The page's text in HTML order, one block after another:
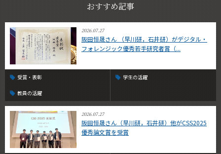
おすすめ記事
2026.07.27
阪田恒晟さん （早川研，石井研）がデジタル・
フォレンジック優秀若手研究者賞（...
受賞・表彰 学生の活躍
教員の活躍
2026.07.27
阪田恒晟さん（早川研，石井研）他がCSS2025
優秀論文賞を受賞
サイト構成